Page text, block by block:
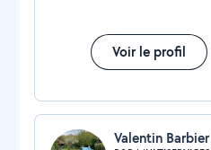
Voir le profil